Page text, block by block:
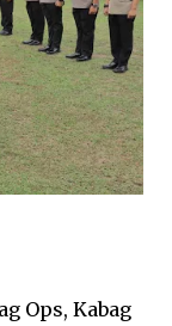
Ops, Kabag